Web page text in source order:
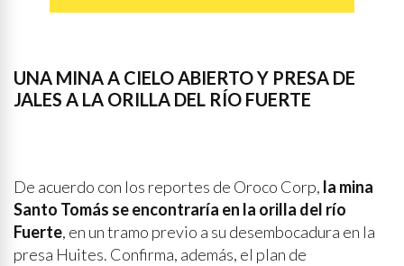
UNA MINA A CIELO ABIERTO Y PRESA DE
JALES A LA ORILLA DEL RÍO FUERTE
De acuerdo con los reportes de Oroco Corp, la mina
Santo Tomás se encontraría en la orilla del río
Fuerte, en un tramo previo a su desembocadura en la
presa Huites. Confirma, además, el plan de